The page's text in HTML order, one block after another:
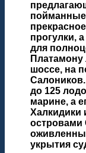
пойманные
прогулки,
для
Платамону
шоссе, на
до 125
марине, а
Халкидики
островами
укрытия